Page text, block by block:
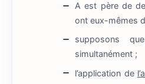
A est père de
ont eux-mêmes
supposons
simultanément ;
l’application de